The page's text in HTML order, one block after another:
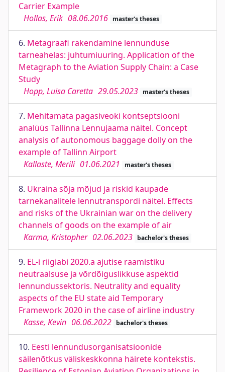
Carrier Example
Hollas, Erik 08.06.2016 master's theses
6. Metagraafi rakendamine lennunduse
tarneahelas: juhtumiuuring. Application of the
Metagraph to the Aviation Supply Chain: a Case
Study
Hopp, Luisa Caretta 29.05.2023 master's theses
7. Mehitamata pagasiveoki kontseptsiooni
analüüs Tallinna Lennujaama näitel. Concept
analysis of autonomous baggage dolly on the
example of Tallinn Airport
Kallaste, Merili 01.06.2021 master's theses
8. Ukraina sõja mõjud ja riskid kaupade
tarnekanalitele lennutranspordi näitel. Effects
and risks of the Ukrainian war on the delivery
channels of goods on the example of air
Karma, Kristopher 02.06.2023 bachelor's theses
9. EL-i riigiabi 2020.a ajutise raamistiku
neutraalsuse ja võrdõiguslikkuse aspektid
lennundussektoris. Neutrality and equality
aspects of the EU state aid Temporary
Framework 2020 in the case of airline industry
Kasse, Kevin 06.06.2022 bachelor's theses
10. Eesti lennundusorganisatsioonide
säilenõtkus väliskeskkonna häirete kontekstis.